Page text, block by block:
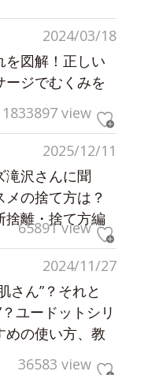
2024/03/18
を図解！正しい
ージでむくみを
1833897 view
2025/12/11
滝沢さんに聞
メの捨て方は？
捨離・捨て方編
65891 view
2024/11/27
さん”？それと
？ユードットシリ
めの使い方、教
36583 view